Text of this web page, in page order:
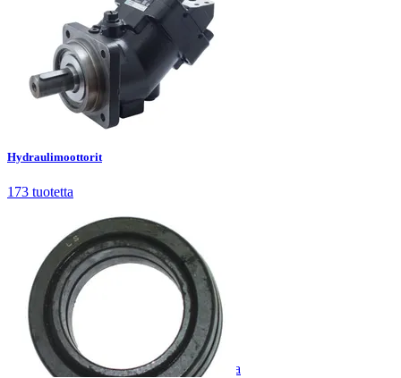
Hydraulimoottorit173
Hydraulimoottorit
173 tuotetta
Hydraulisylinterit ja -tarvikkeet 11 tuotetta